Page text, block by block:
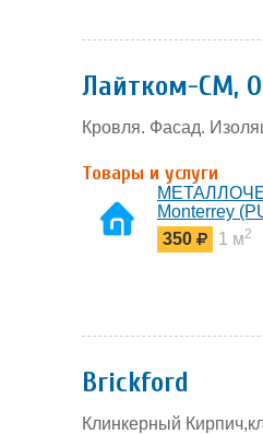
Лайтком-СМ,
Кровля. Фасад.
Товары и услуги
Monterrey
350
1 м2
Brickford
Клинкерный